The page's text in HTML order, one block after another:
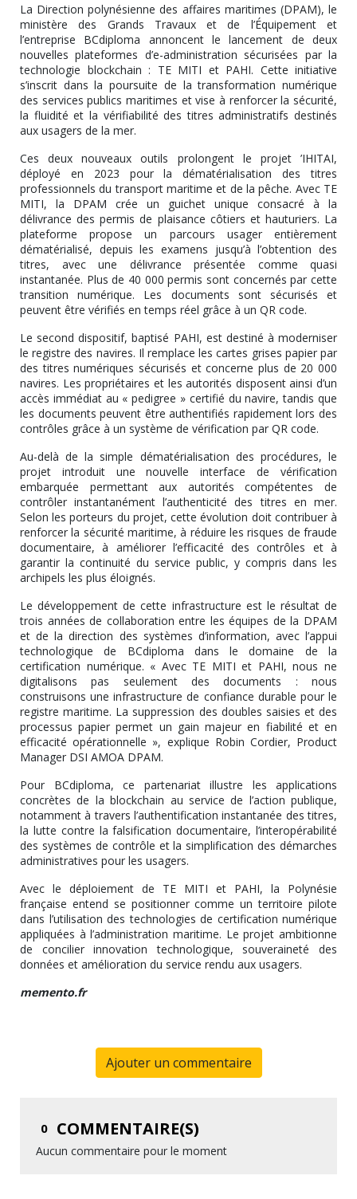
La Direction polynésienne des affaires maritimes (DPAM), le
ministère des Grands Travaux et de l’Équipement et
l’entreprise BCdiploma annoncent le lancement de deux
nouvelles plateformes d’e-administration sécurisées par la
technologie blockchain : TE MITI et PAHI. Cette initiative
s’inscrit dans la poursuite de la transformation numérique
des services publics maritimes et vise à renforcer la sécurité,
la fluidité et la vérifiabilité des titres administratifs destinés
aux usagers de la mer.
Ces deux nouveaux outils prolongent le projet ’IHITAI,
déployé en 2023 pour la dématérialisation des titres
professionnels du transport maritime et de la pêche. Avec TE
MITI, la DPAM crée un guichet unique consacré à la
délivrance des permis de plaisance côtiers et hauturiers. La
plateforme propose un parcours usager entièrement
dématérialisé, depuis les examens jusqu’à l’obtention des
titres, avec une délivrance présentée comme quasi
instantanée. Plus de 40 000 permis sont concernés par cette
transition numérique. Les documents sont sécurisés et
peuvent être vérifiés en temps réel grâce à un QR code.
Le second dispositif, baptisé PAHI, est destiné à moderniser
le registre des navires. Il remplace les cartes grises papier par
des titres numériques sécurisés et concerne plus de 20 000
navires. Les propriétaires et les autorités disposent ainsi d’un
accès immédiat au « pedigree » certifié du navire, tandis que
les documents peuvent être authentifiés rapidement lors des
contrôles grâce à un système de vérification par QR code.
Au-delà de la simple dématérialisation des procédures, le
projet introduit une nouvelle interface de vérification
embarquée permettant aux autorités compétentes de
contrôler instantanément l’authenticité des titres en mer.
Selon les porteurs du projet, cette évolution doit contribuer à
renforcer la sécurité maritime, à réduire les risques de fraude
documentaire, à améliorer l’efficacité des contrôles et à
garantir la continuité du service public, y compris dans les
archipels les plus éloignés.
Le développement de cette infrastructure est le résultat de
trois années de collaboration entre les équipes de la DPAM
et de la direction des systèmes d’information, avec l’appui
technologique de BCdiploma dans le domaine de la
certification numérique. « Avec TE MITI et PAHI, nous ne
digitalisons pas seulement des documents : nous
construisons une infrastructure de confiance durable pour le
registre maritime. La suppression des doubles saisies et des
processus papier permet un gain majeur en fiabilité et en
efficacité opérationnelle », explique Robin Cordier, Product
Manager DSI AMOA DPAM.
Pour BCdiploma, ce partenariat illustre les applications
concrètes de la blockchain au service de l’action publique,
notamment à travers l’authentification instantanée des titres,
la lutte contre la falsification documentaire, l’interopérabilité
des systèmes de contrôle et la simplification des démarches
administratives pour les usagers.
Avec le déploiement de TE MITI et PAHI, la Polynésie
française entend se positionner comme un territoire pilote
dans l’utilisation des technologies de certification numérique
appliquées à l’administration maritime. Le projet ambitionne
de concilier innovation technologique, souveraineté des
données et amélioration du service rendu aux usagers.
memento.fr
Ajouter un commentaire
0 COMMENTAIRE(S)
Aucun commentaire pour le moment